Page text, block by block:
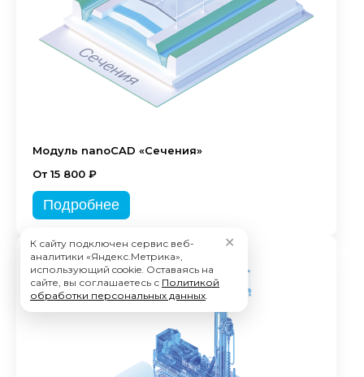
Модуль nanoCAD «Сечения»
От 15 800 ₽
Подробнее
К сайту подключен сервис веб-
аналитики «Яндекс.Метрика»,
использующий cookie. Оставаясь на
сайте, вы соглашаетесь с Политикой
обработки персональных данных.
✕